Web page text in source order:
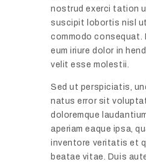
nostrud exerci tation
suscipit lobortis nisl
commodo consequat.
eum iriure dolor in
velit esse molestii.
Sed ut perspiciatis,
natus error sit
doloremque
aperiam eaque ipsa,
inventore veritatis et
beatae vitae. Duis